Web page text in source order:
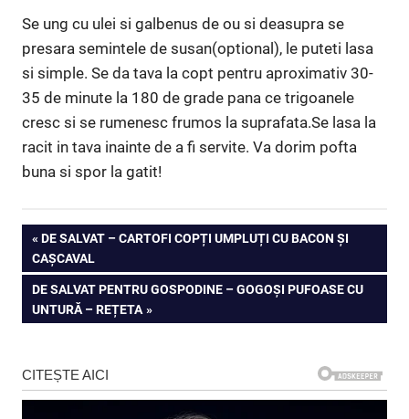
Se ung cu ulei si galbenus de ou si deasupra se
presara semintele de susan(optional), le puteti lasa
si simple. Se da tava la copt pentru aproximativ 30-
35 de minute la 180 de grade pana ce trigoanele
cresc si se rumenesc frumos la suprafata.Se lasa la
racit in tava inainte de a fi servite. Va dorim pofta
buna si spor la gatit!
Navigare
în
articole
PREVIOUS
POST:
DE SALVAT – CARTOFI COPȚI UMPLUȚI CU BACON ȘI
CAȘCAVAL
NEXT
POST:
DE SALVAT PENTRU GOSPODINE – GOGOȘI PUFOASE CU
UNTURĂ – REȚETA